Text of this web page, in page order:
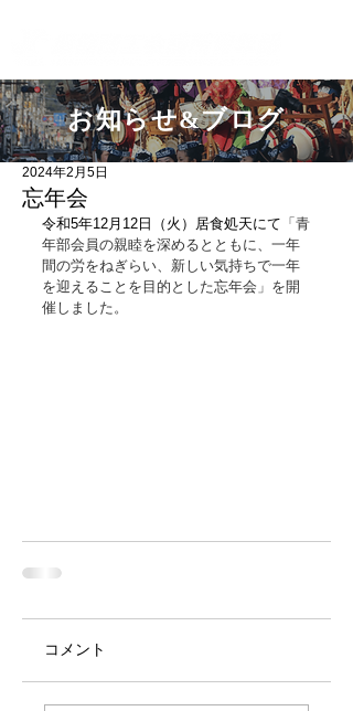
お知らせ&ブログ
忘年会
2024年2月5日
令和5年12月12日（火）居食処天にて 「青
年部会員の親睦を深めるとともに、一年
間の労をねぎらい、新しい気持ちで一年
を迎えることを目的とした忘年会」を開
催しました。
コメント